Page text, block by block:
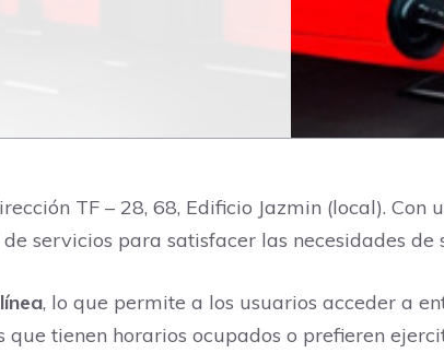
TF – 28, 68, Edificio Jazmin (local). Con
servicios para satisfacer las necesidades de
, lo que permite a los usuarios acceder a
tienen horarios ocupados o prefieren